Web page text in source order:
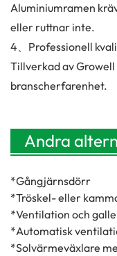
Aluminiumramen
eller ruttnar inte.
4、Professionell
Tillverkad av
branscherfarenhet.
Andra
*Gångjärnsdörr
*Tröskel- eller
*Ventilation och
*Automatisk
*Solvärmeväxlare